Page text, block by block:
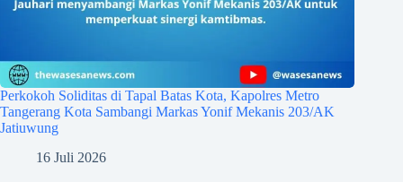
Perkokoh Soliditas di Tapal Batas Kota, Kapolres Metro
Tangerang Kota Sambangi Markas Yonif Mekanis 203/AK
Jatiuwung
16 Juli 2026